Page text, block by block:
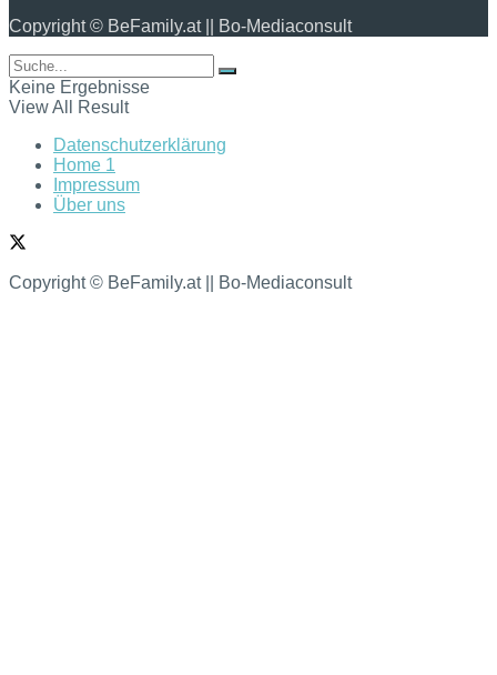
Copyright © BeFamily.at || Bo-Mediaconsult
Keine Ergebnisse
View All Result
Datenschutzerklärung
Home 1
Impressum
Über uns
Copyright © BeFamily.at || Bo-Mediaconsult